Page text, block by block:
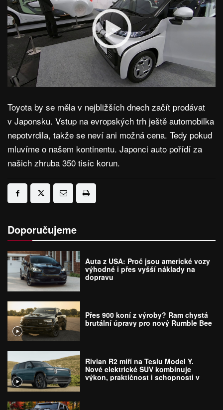
Toyota by se měla v nejbližších dnech začít prodávat
v Japonsku. Vstup na evropských trh ještě automobilka
nepotvrdila, takže se neví ani možná cena. Tedy pokud
mluvíme o našem kontinentu. Japonci auto pořídí za
našich zhruba 350 tisíc korun.
Doporučujeme
Auta z USA: Proč jsou americké vozy
výhodné i přes vyšší náklady na
dopravu
Přes 900 koní z výroby? Ram chystá
brutální úpravy pro nový Rumble Bee
Rivian R2 míří na Teslu Model Y.
Nové elektrické SUV kombinuje
výkon, praktičnost i schopnosti v